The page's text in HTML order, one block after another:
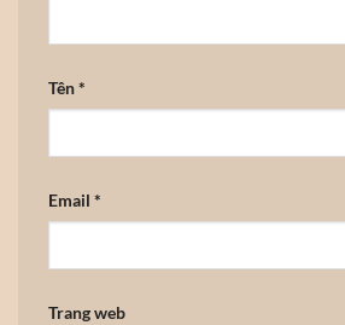
Tên*
Email *
Trang web